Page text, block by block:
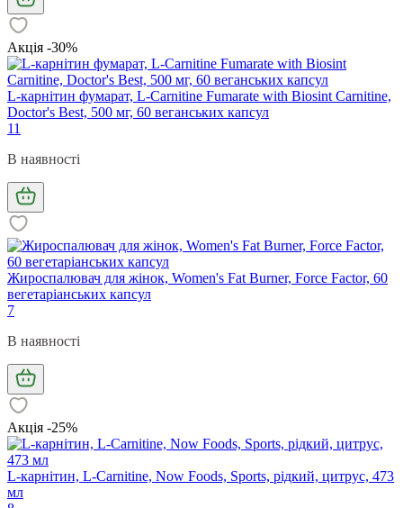
Акція -30%
L-карнітин фумарат, L-Carnitine Fumarate with Biosint Carnitine,
Doctor's Best, 500 мг, 60 веганських капсул
11
В наявності
Жироспалювач для жінок, Women's Fat Burner, Force Factor, 60
вегетаріанських капсул
7
В наявності
Акція -25%
L-карнітин, L-Carnitine, Now Foods, Sports, рідкий, цитрус, 473
мл